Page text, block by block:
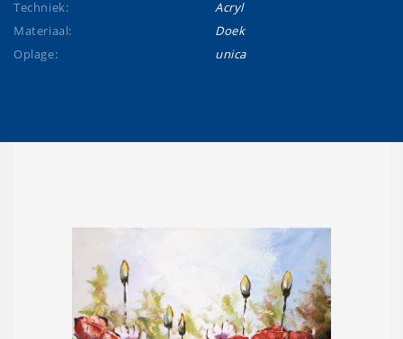
Techniek:
Acryl
Materiaal:
Doek
Oplage:
unica